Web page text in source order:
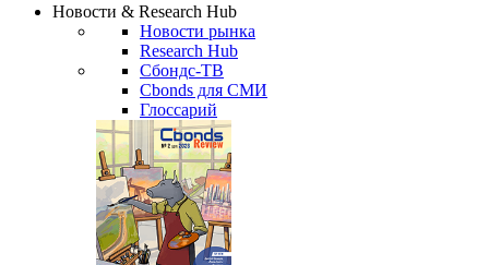
Новости & Research Hub
Новости рынка
Research Hub
Сбондс-ТВ
Cbonds для СМИ
Глоссарий